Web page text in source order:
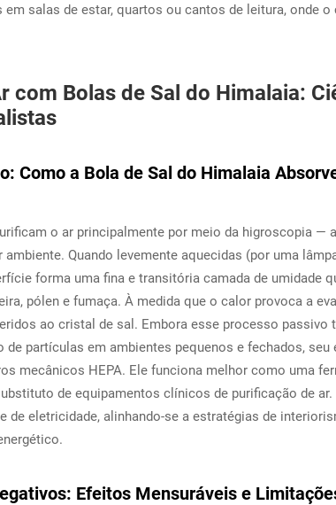
em salas de estar, quartos ou cantos de leitura, onde
com Bolas de Sal do Himalaia:
Como a Bola de Sal do Himalaia
o ar principalmente por meio da higroscopia —
ambiente. Quando levemente aquecidas (por uma
forma uma fina e transitória camada de umidade
pólen e fumaça. À medida que o calor provoca a
ao cristal de sal. Embora esse processo passivo
de partículas em ambientes pequenos e fechados, seu
mecânicos HEPA. Ele funciona melhor como uma
de equipamentos clínicos de purificação de ar.
de eletricidade, alinhando-se a estratégias de
Efeitos Mensuráveis e